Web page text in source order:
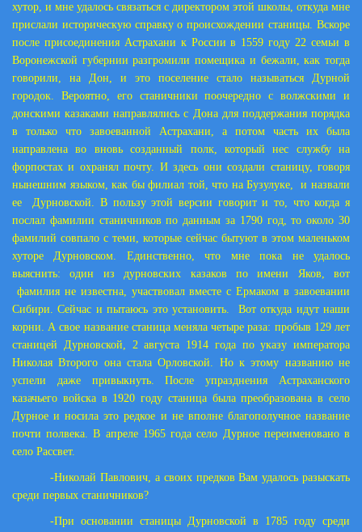
хутор, и мне удалось связаться с директором этой школы, откуда мне
прислали историческую справку о происхождении станицы. Вскоре
после присоединения Астрахани к России в 1559 году 22 семьи в
Воронежской губернии разгромили помещика и бежали, как тогда
говорили, на Дон, и это поселение стало называться Дурной
городок. Вероятно, его станичники поочередно с волжскими и
донскими казаками направлялись с Дона для поддержания порядка
в только что завоеванной Астрахани, а потом часть их была
направлена во вновь созданный полк, который нес службу на
форпостах и охранял почту. И здесь они создали станицу, говоря
нынешним языком, как бы филиал той, что на Бузулуке, и назвали
ее Дурновской. В пользу этой версии говорит и то, что когда я
послал фамилии станичников по данным за 1790 год, то около 30
фамилий совпало с теми, которые сейчас бытуют в этом маленьком
хуторе Дурновском. Единственно, что мне пока не удалось
выяснить: один из дурновских казаков по имени Яков, вот
фамилия не известна, участвовал вместе с Ермаком в завоевании
Сибири. Сейчас и пытаюсь это установить. Вот откуда идут наши
корни. А свое название станица меняла четыре раза: пробыв 129 лет
станицей Дурновской, 2 августа 1914 года по указу императора
Николая Второго она стала Орловской. Но к этому названию не
успели даже привыкнуть. После упразднения Астраханского
казачьего войска в 1920 году станица была преобразована в село
Дурное и носила это редкое и не вполне благополучное название
почти полвека. В апреле 1965 года село Дурное переименовано в
село Рассвет.
-Николай Павлович, а своих предков Вам удалось разыскать
среди первых станичников?
-При основании станицы Дурновской в 1785 году среди